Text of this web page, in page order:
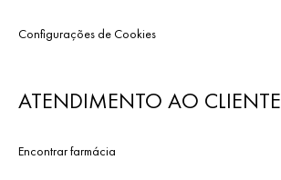
Configurações de Cookies
ATENDIMENTO AO CLIENTE
Encontrar farmácia